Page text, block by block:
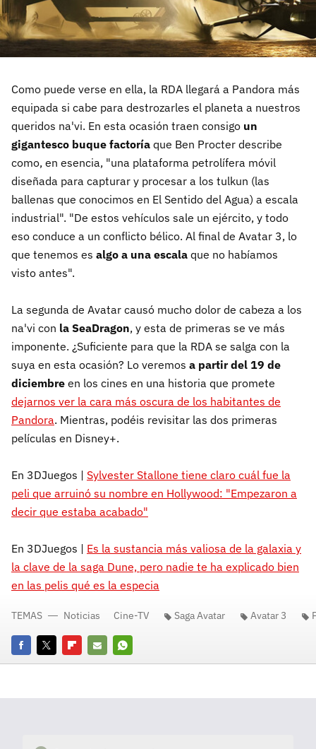
Como puede verse en ella, la RDA llegará a Pandora más
equipada si cabe para destrozarles el planeta a nuestros
queridos na'vi. En esta ocasión traen consigo un
gigantesco buque factoría que Ben Procter describe
como, en esencia, "una plataforma petrolífera móvil
diseñada para capturar y procesar a los tulkun (las
ballenas que conocimos en El Sentido del Agua) a escala
industrial". "De estos vehículos sale un ejército, y todo
eso conduce a un conflicto bélico. Al final de Avatar 3, lo
que tenemos es algo a una escala que no habíamos
visto antes".
La segunda de Avatar causó mucho dolor de cabeza a los
na'vi con la SeaDragon, y esta de primeras se ve más
imponente. ¿Suficiente para que la RDA se salga con la
suya en esta ocasión? Lo veremos a partir del 19 de
diciembre en los cines en una historia que promete
dejarnos ver la cara más oscura de los habitantes de
Pandora. Mientras, podéis revisitar las dos primeras
películas en Disney+.
En 3DJuegos | Sylvester Stallone tiene claro cuál fue la
peli que arruinó su nombre en Hollywood: "Empezaron a
decir que estaba acabado"
En 3DJuegos | Es la sustancia más valiosa de la galaxia y
la clave de la saga Dune, pero nadie te ha explicado bien
en las pelis qué es la especia
FacebookTwitterFlipboard
E-
Whatsapp
TEMAS Noticias Cine-TV Saga Avatar Avatar 3